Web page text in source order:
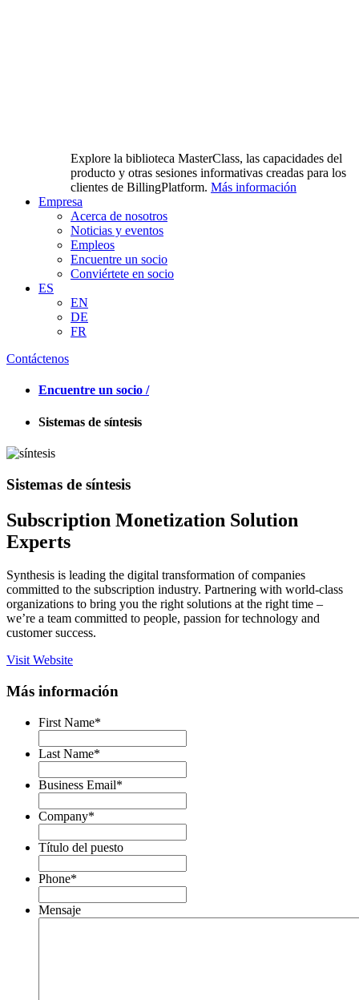
Explore la biblioteca MasterClass, las capacidades del
producto y otras sesiones informativas creadas para los
clientes de BillingPlatform. Más información
Empresa
Acerca de nosotros
Noticias y eventos
Empleos
Encuentre un socio
Conviértete en socio
ES
EN
DE
FR
Contáctenos
Encuentre un socio /
Sistemas de síntesis
Sistemas de síntesis
Subscription Monetization Solution
Experts
Synthesis is leading the digital transformation of companies
committed to the subscription industry. Partnering with world-class
organizations to bring you the right solutions at the right time –
we’re a team committed to people, passion for technology and
customer success.
Visit Website
Más información
First Name*
Last Name*
Business Email*
Company*
Título del puesto
Phone*
Mensaje